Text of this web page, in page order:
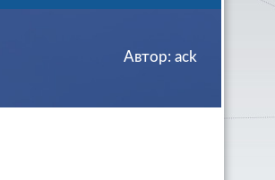
Автор: ack